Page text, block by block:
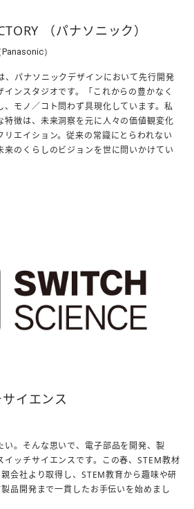
（パナソニック）
）
、パナソニックデザインにおいて先行開発
ンスタジオです。「これからの豊かなく
、モノ／コト問わず具現化しています。私
特徴は、未来洞察を元に人々の価値観変化
リエイション。従来の常識にとらわれない
来のくらしのビジョンを世に問いかけてい
イエンス
い。そんな思いで、電子部品を開発、製
イッチサイエンスです。この春、STEM教材
会社より取得し、STEM教育から趣味や研
品開発まで一貫したお手伝いを始めまし